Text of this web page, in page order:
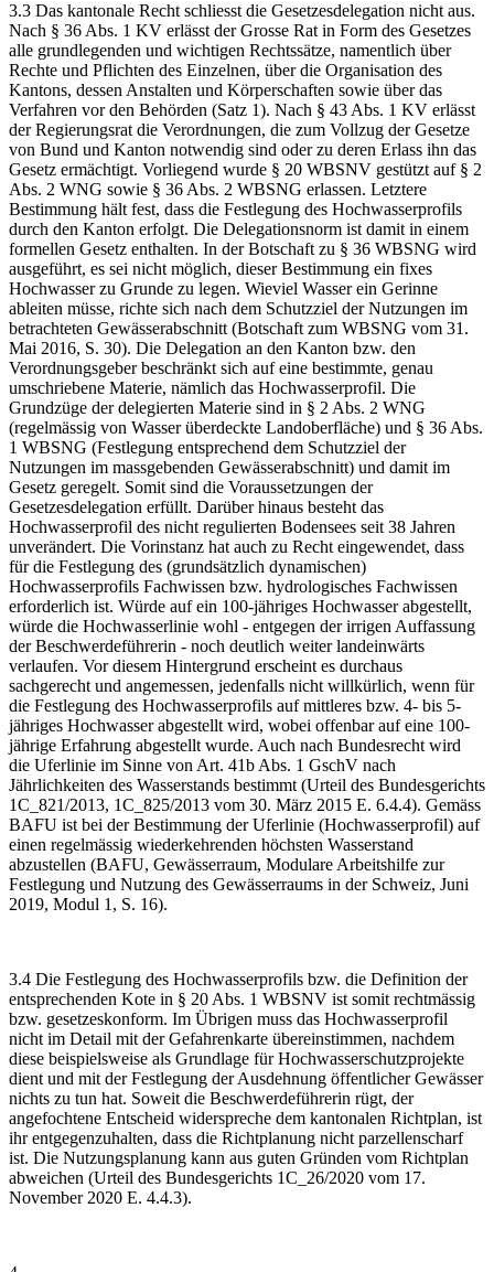
3.3 Das kantonale Recht schliesst die Gesetzesdelegation nicht aus.
Nach § 36 Abs. 1 KV erlässt der Grosse Rat in Form des Gesetzes
alle grundlegenden und wichtigen Rechtssätze, namentlich über
Rechte und Pflichten des Einzelnen, über die Organisation des
Kantons, dessen Anstalten und Körperschaften sowie über das
Verfahren vor den Behörden (Satz 1). Nach § 43 Abs. 1 KV erlässt
der Regierungsrat die Verordnungen, die zum Vollzug der Gesetze
von Bund und Kanton notwendig sind oder zu deren Erlass ihn das
Gesetz ermächtigt. Vorliegend wurde § 20 WBSNV gestützt auf § 2
Abs. 2 WNG sowie § 36 Abs. 2 WBSNG erlassen. Letztere
Bestimmung hält fest, dass die Festlegung des Hochwasserprofils
durch den Kanton erfolgt. Die Delegationsnorm ist damit in einem
formellen Gesetz enthalten. In der Botschaft zu § 36 WBSNG wird
ausgeführt, es sei nicht möglich, dieser Bestimmung ein fixes
Hochwasser zu Grunde zu legen. Wieviel Wasser ein Gerinne
ableiten müsse, richte sich nach dem Schutzziel der Nutzungen im
betrachteten Gewässerabschnitt (Botschaft zum WBSNG vom 31.
Mai 2016, S. 30). Die Delegation an den Kanton bzw. den
Verordnungsgeber beschränkt sich auf eine bestimmte, genau
umschriebene Materie, nämlich das Hochwasserprofil. Die
Grundzüge der delegierten Materie sind in § 2 Abs. 2 WNG
(regelmässig von Wasser überdeckte Landoberfläche) und § 36 Abs.
1 WBSNG (Festlegung entsprechend dem Schutzziel der
Nutzungen im massgebenden Gewässerabschnitt) und damit im
Gesetz geregelt. Somit sind die Voraussetzungen der
Gesetzesdelegation erfüllt. Darüber hinaus besteht das
Hochwasserprofil des nicht regulierten Bodensees seit 38 Jahren
unverändert. Die Vorinstanz hat auch zu Recht eingewendet, dass
für die Festlegung des (grundsätzlich dynamischen)
Hochwasserprofils Fachwissen bzw. hydrologisches Fachwissen
erforderlich ist. Würde auf ein 100-jähriges Hochwasser abgestellt,
würde die Hochwasserlinie wohl - entgegen der irrigen Auffassung
der Beschwerdeführerin - noch deutlich weiter landeinwärts
verlaufen. Vor diesem Hintergrund erscheint es durchaus
sachgerecht und angemessen, jedenfalls nicht willkürlich, wenn für
die Festlegung des Hochwasserprofils auf mittleres bzw. 4- bis 5-
jähriges Hochwasser abgestellt wird, wobei offenbar auf eine 100-
jährige Erfahrung abgestellt wurde. Auch nach Bundesrecht wird
die Uferlinie im Sinne von Art. 41b Abs. 1 GschV nach
Jährlichkeiten des Wasserstands bestimmt (Urteil des Bundesgerichts
1C_821/2013, 1C_825/2013 vom 30. März 2015 E. 6.4.4). Gemäss
BAFU ist bei der Bestimmung der Uferlinie (Hochwasserprofil) auf
einen regelmässig wiederkehrenden höchsten Wasserstand
abzustellen (BAFU, Gewässerraum, Modulare Arbeitshilfe zur
Festlegung und Nutzung des Gewässerraums in der Schweiz, Juni
2019, Modul 1, S. 16).
3.4 Die Festlegung des Hochwasserprofils bzw. die Definition der
entsprechenden Kote in § 20 Abs. 1 WBSNV ist somit rechtmässig
bzw. gesetzeskonform. Im Übrigen muss das Hochwasserprofil
nicht im Detail mit der Gefahrenkarte übereinstimmen, nachdem
diese beispielsweise als Grundlage für Hochwasserschutzprojekte
dient und mit der Festlegung der Ausdehnung öffentlicher Gewässer
nichts zu tun hat. Soweit die Beschwerdeführerin rügt, der
angefochtene Entscheid widerspreche dem kantonalen Richtplan, ist
ihr entgegenzuhalten, dass die Richtplanung nicht parzellenscharf
ist. Die Nutzungsplanung kann aus guten Gründen vom Richtplan
abweichen (Urteil des Bundesgerichts 1C_26/2020 vom 17.
November 2020 E. 4.4.3).